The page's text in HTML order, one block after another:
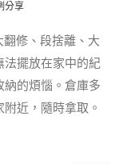
分享
修、段捨離、大
法擺放在家中的紀
納的煩惱。倉庫多
近，隨時拿取。